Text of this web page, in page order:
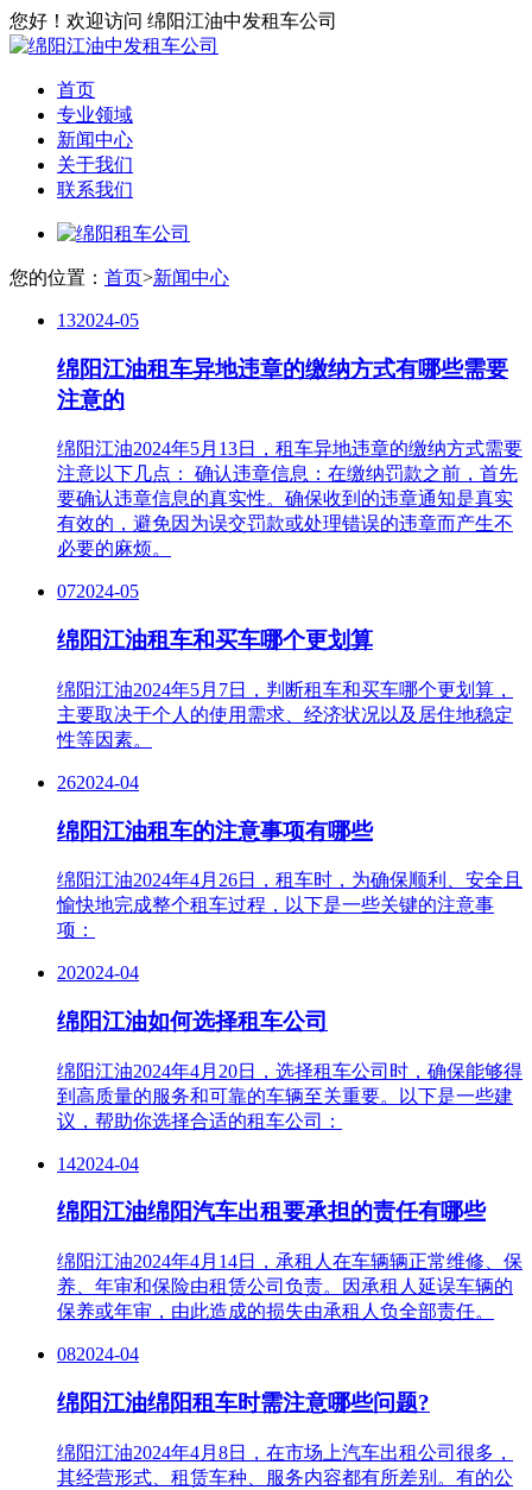
您好！欢迎访问 绵阳江油中发租车公司
首页
专业领域
新闻中心
关于我们
联系我们
您的位置： 首页>新闻中心
132024-05
绵阳江油租车异地违章的缴纳方式有哪些需要
注意的
绵阳江油2024年5月13日，租车异地违章的缴纳方式需要
注意以下几点： 确认违章信息：在缴纳罚款之前，首先
要确认违章信息的真实性。确保收到的违章通知是真实
有效的，避免因为误交罚款或处理错误的违章而产生不
必要的麻烦。
072024-05
绵阳江油租车和买车哪个更划算
绵阳江油2024年5月7日，判断租车和买车哪个更划算，
主要取决于个人的使用需求、经济状况以及居住地稳定
性等因素。
262024-04
绵阳江油租车的注意事项有哪些
绵阳江油2024年4月26日，租车时，为确保顺利、安全且
愉快地完成整个租车过程，以下是一些关键的注意事
项：
202024-04
绵阳江油如何选择租车公司
绵阳江油2024年4月20日，选择租车公司时，确保能够得
到高质量的服务和可靠的车辆至关重要。以下是一些建
议，帮助你选择合适的租车公司：
142024-04
绵阳江油绵阳汽车出租要承担的责任有哪些
绵阳江油2024年4月14日，承租人在车辆辆正常维修、保
养、年审和保险由租赁公司负责。因承租人延误车辆的
保养或年审，由此造成的损失由承租人负全部责任。
082024-04
绵阳江油绵阳租车时需注意哪些问题?
绵阳江油2024年4月8日，在市场上汽车出租公司很多，
其经营形式、租赁车种、服务内容都有所差别。有的公